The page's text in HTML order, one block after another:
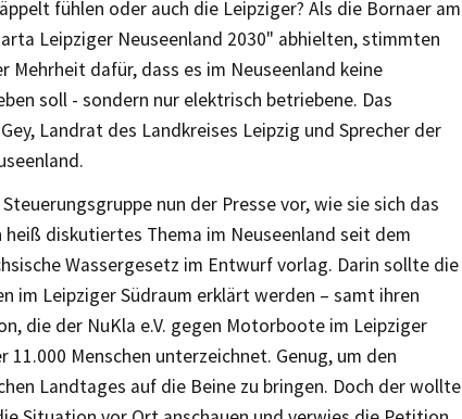
fühlen oder auch die Leipziger? Als die Bornaer am
Leipziger Neuseenland 2030" abhielten, stimmten
dafür, dass es im Neuseenland keine
soll - sondern nur elektrisch betriebene. Das
Landrat des Landkreises Leipzig und Sprecher der
nun der Presse vor, wie sie sich das
diskutiertes Thema im Neuseenland seit dem
Wassergesetz im Entwurf vorlag. Darin sollte die
im Leipziger Südraum erklärt werden – samt ihren
die der NuKla e.V. gegen Motorboote im Leipziger
Menschen unterzeichnet. Genug, um den
Landtages auf die Beine zu bringen. Doch der wollte